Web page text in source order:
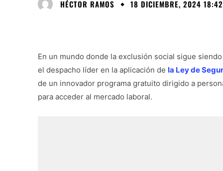
HÉCTOR RAMOS 18 DICIEMBRE, 2024 18:42
En un mundo donde la exclusión social sigue
el despacho líder en la aplicación de la Ley de
de un innovador programa gratuito dirigido a
para acceder al mercado laboral.